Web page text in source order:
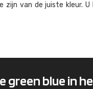
van de juiste kleur. U
green blue in